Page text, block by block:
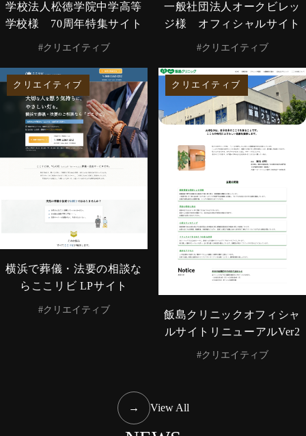
学校法人松徳学院中学高等
学校様 70周年特集サイト
#クリエイティブ
一般社団法人オークビレッ
ジ様 オフィシャルサイト
#クリエイティブ
クリエイティブ
横浜で葬儀・法要の相談な
らここリビ LPサイト
#クリエイティブ
クリエイティブ
飯島クリニックオフィシャ
ルサイトリニューアルVer2
#クリエイティブ
→ View All